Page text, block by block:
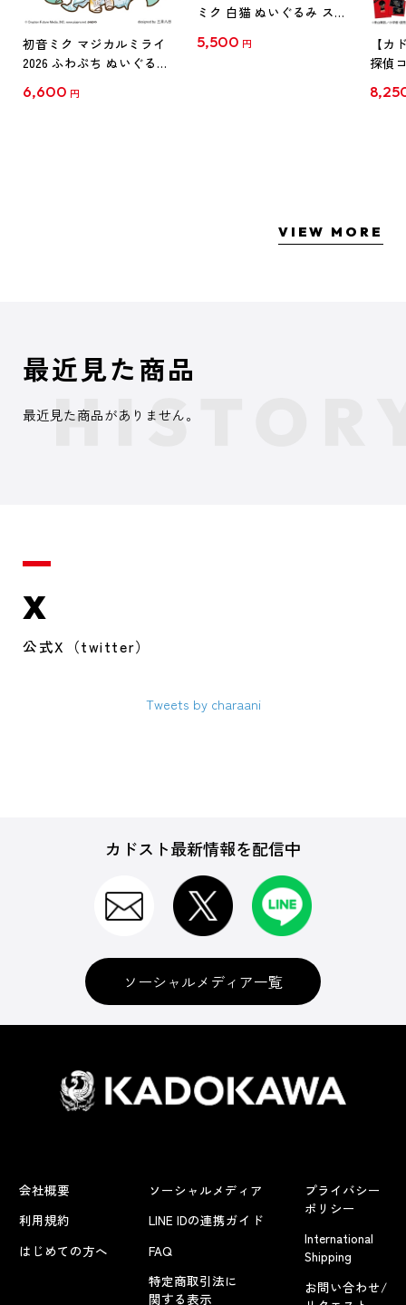
初音ミク マジカルミライ
2026 ふわぷち ぬいぐるみ
6,600 円
ミク 白猫 ぬいぐるみ スタ
5,500 円
【カ
探偵
クリ
VIEW MORE
最近見た商品
最近見た商品がありません。
X
公式X（twitter）
Tweets by charaani
カドスト最新情報を配信中
ソーシャルメディア一覧
会社概要
利用規約
はじめての方へ
ソーシャルメディア
LINE IDの連携ガイド
FAQ
特定商取引法に
関する表示
プライバシー
ポリシー
International
Shipping
お問い合わせ/